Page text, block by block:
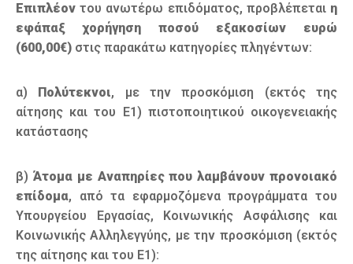
Επιπλέον του ανωτέρω επιδόματος, προβλέπεται η
εφάπαξ χορήγηση ποσού εξακοσίων ευρώ
(600,00€) στις παρακάτω κατηγορίες πληγέντων:
α) Πολύτεκνοι, με την προσκόμιση (εκτός της
αίτησης και του Ε1) πιστοποιητικού οικογενειακής
κατάστασης
β) Άτομα με Αναπηρίες που λαμβάνουν προνοιακό
επίδομα, από τα εφαρμοζόμενα προγράμματα του
Υπουργείου Εργασίας, Κοινωνικής Ασφάλισης και
Κοινωνικής Αλληλεγγύης, με την προσκόμιση (εκτός
της αίτησης και του Ε1):